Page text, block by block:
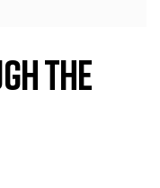
the